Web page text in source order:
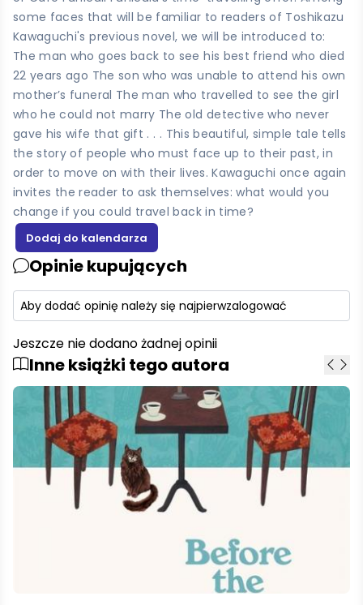
some faces that will be familiar to readers of Toshikazu
Kawaguchi's previous novel, we will be introduced to:
The man who goes back to see his best friend who died
22 years ago The son who was unable to attend his own
mother’s funeral The man who travelled to see the girl
who he could not marry The old detective who never
gave his wife that gift . . . This beautiful, simple tale tells
the story of people who must face up to their past, in
order to move on with their lives. Kawaguchi once again
invites the reader to ask themselves: what would you
change if you could travel back in time?
Opinie kupujących
Aby dodać opinię należy się najpierwzalogować
Jeszcze nie dodano żadnej opinii
Inne książki tego autora